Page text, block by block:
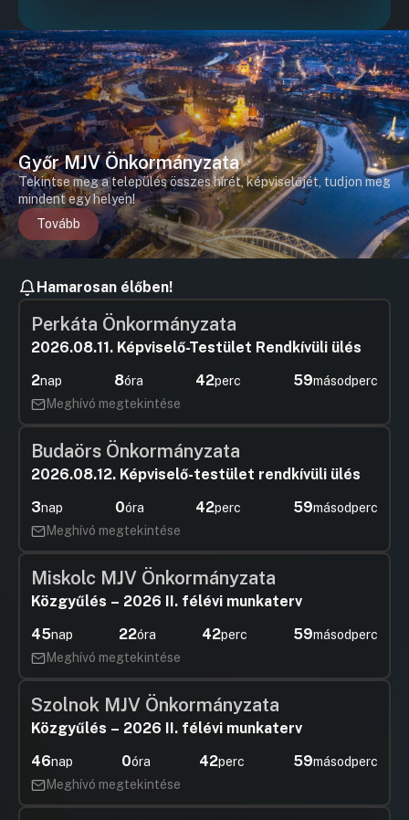
Győr MJV Önkormányzata
Tekintse meg a település összes hírét, képviselőjét, tudjon meg
mindent egy helyen!
Tovább
Hamarosan élőben!
Perkáta Önkormányzata
2026.08.11. Képviselő-Testület Rendkívüli ülés
2nap 8óra 42perc 59másodperc
Meghívó megtekintése
Budaörs Önkormányzata
2026.08.12. Képviselő-testület rendkívüli ülés
3nap 0óra 42perc 59másodperc
Meghívó megtekintése
Miskolc MJV Önkormányzata
Közgyűlés – 2026 II. félévi munkaterv
45nap 22óra 42perc 59másodperc
Meghívó megtekintése
Szolnok MJV Önkormányzata
Közgyűlés – 2026 II. félévi munkaterv
46nap 0óra 42perc 59másodperc
Meghívó megtekintése